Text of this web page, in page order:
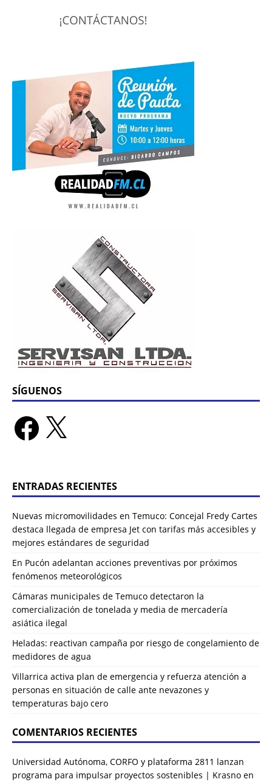
SÍGUENOS
ENTRADAS RECIENTES
Nuevas micromovilidades en Temuco: Concejal Fredy Cartes
destaca llegada de empresa Jet con tarifas más accesibles y
mejores estándares de seguridad
En Pucón adelantan acciones preventivas por próximos
fenómenos meteorológicos
Cámaras municipales de Temuco detectaron la
comercialización de tonelada y media de mercadería
asiática ilegal
Heladas: reactivan campaña por riesgo de congelamiento de
medidores de agua
Villarrica activa plan de emergencia y refuerza atención a
personas en situación de calle ante nevazones y
temperaturas bajo cero
COMENTARIOS RECIENTES
Universidad Autónoma, CORFO y plataforma 2811 lanzan
programa para impulsar proyectos sostenibles | Krasno en